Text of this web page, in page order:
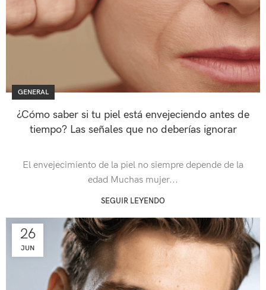
GENERAL
¿Cómo saber si tu piel está envejeciendo antes de
tiempo? Las señales que no deberías ignorar
El envejecimiento de la piel no siempre depende de la
edad Muchas mujer...
SEGUIR LEYENDO
26
JUN